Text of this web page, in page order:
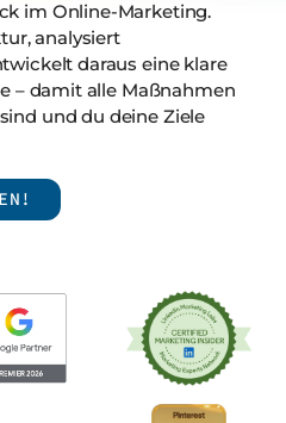
im Online-Marketing.
analysiert
daraus eine klare
– damit alle Maßnahmen
und du deine Ziele